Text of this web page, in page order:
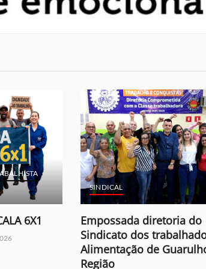
do
da
SINDICAL
Vitória da Chapa 1
Troad 29 de fevereiro de 2024